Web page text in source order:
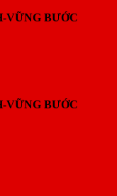
VỮNG BƯỚC
VỮNG BƯỚC